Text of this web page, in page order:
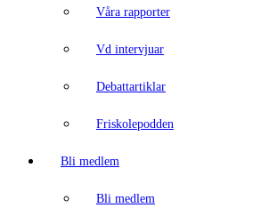
Våra rapporter
Vd intervjuar
Debattartiklar
Friskolepodden
Bli medlem
Bli medlem